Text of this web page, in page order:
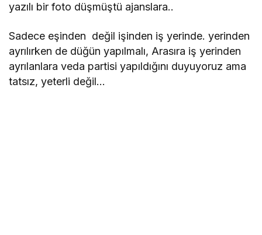
yazılı bir foto düşmüştü ajanslara..
Sadece eşinden değil işinden iş yerinde. yerinden
ayrılırken de düğün yapılmalı, Arasıra iş yerinden
ayrılanlara veda partisi yapıldığını duyuyoruz ama
tatsız, yeterli değil…